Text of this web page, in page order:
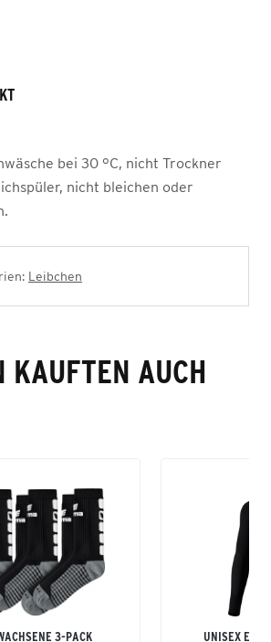
bei 30 °C, nicht Trockner
nicht bleichen oder
Leibchen
KAUFTEN AUCH
3-PACK UNISEX